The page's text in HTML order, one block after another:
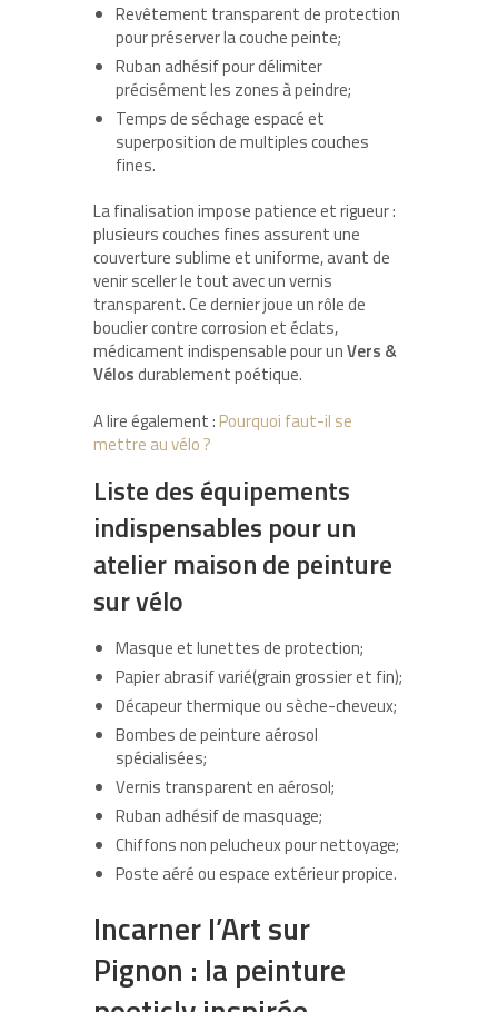
Revêtement transparent de protection
pour préserver la couche peinte;
Ruban adhésif pour délimiter
précisément les zones à peindre;
Temps de séchage espacé et
superposition de multiples couches
fines.
La finalisation impose patience et rigueur :
plusieurs couches fines assurent une
couverture sublime et uniforme, avant de
venir sceller le tout avec un vernis
transparent. Ce dernier joue un rôle de
bouclier contre corrosion et éclats,
médicament indispensable pour unVers &
Vélosdurablement poétique.
A lire également : Pourquoi faut-il se
mettre au vélo ?
Liste des équipements
indispensables pour un
atelier maison de peinture
sur vélo
Masque et lunettes de protection;
Papier abrasif varié(grain grossier et fin);
Décapeur thermique ou sèche-cheveux;
Bombes de peinture aérosol
spécialisées;
Vernis transparent en aérosol;
Ruban adhésif de masquage;
Chiffons non pelucheux pour nettoyage;
Poste aéré ou espace extérieur propice.
Incarner l’Art sur
Pignon : la peinture